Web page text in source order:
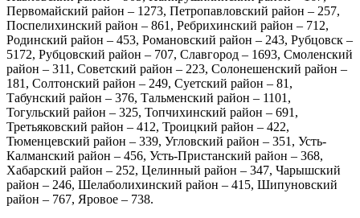
Первомайский район – 1273, Петропавловский район – 257,
Поспелихинский район – 861, Ребрихинский район – 712,
Родинский район – 453, Романовский район – 243, Рубцовск –
5172, Рубцовский район – 707, Славгород – 1693, Смоленский
район – 311, Советский район – 223, Солонешенский район –
181, Солтонский район – 249, Суетский район – 81,
Табунский район – 376, Тальменский район – 1101,
Тогульский район – 325, Топчихинский район – 691,
Третьяковский район – 412, Троицкий район – 422,
Тюменцевский район – 339, Угловский район – 351, Усть-
Калманский район – 456, Усть-Пристанский район – 368,
Хабарский район – 252, Целинный район – 347, Чарышский
район – 246, Шелаболихинский район – 415, Шипуновский
район – 767, Яровое – 738.